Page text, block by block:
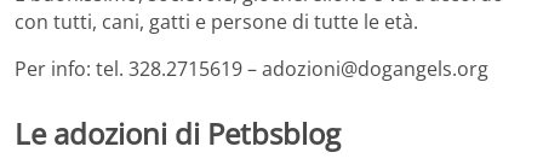
con tutti, cani, gatti e persone di tutte le età.
Per info: tel. 328.2715619 – adozioni@dogangels.org
Le adozioni di Petbsblog